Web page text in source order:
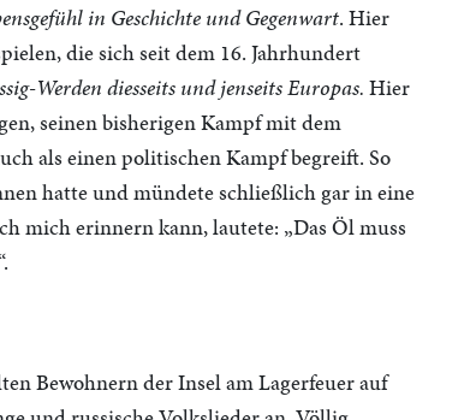
in Geschichte und Gegenwart. Hier
die sich seit dem 16. Jahrhundert
Werden diesseits und jenseits Europas.Hier
seinen bisherigen Kampf mit dem
als einen politischen Kampf begreift. So
hatte und mündete schließlich gar in eine
mich erinnern kann, lautete: „Das Öl muss
Bewohnern der Insel am Lagerfeuer auf